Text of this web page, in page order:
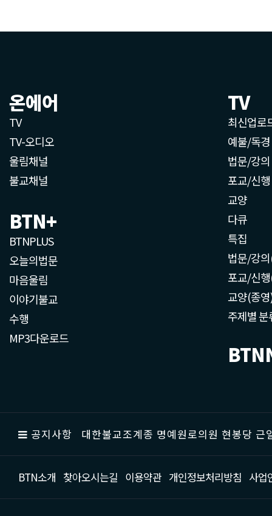
온에어
TV
TV-오디오
울림채널
불교채널
BTN+
BTNPLUS
오늘의법문
마음울림
이야기불교
수행
MP3다운로드
TV
최신업로
예불/독경
법문/강의
포교/신행
교양
다큐
특집
법문/강
포교/신
교양(종
주제별 분
공지사항 대한불교조계종 명예원로의원 현봉당
BTN소개 찾아오시는길 이용약관 개인정보처리방침 사업